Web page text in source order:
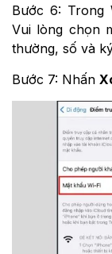
Bước 6: Trong
Vui lòng chọn
thường, số và
Bước 7: Nhấn